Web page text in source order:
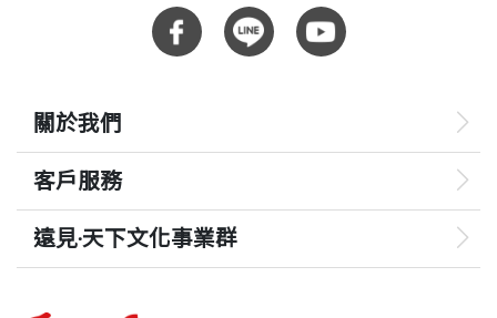
關於我們
客戶服務
遠見‧天下文化事業群